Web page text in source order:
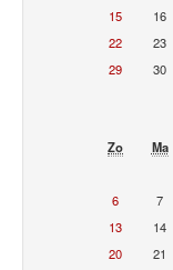
15
16
22
23
29
30
Zo Ma
6
7
13
14
20
21